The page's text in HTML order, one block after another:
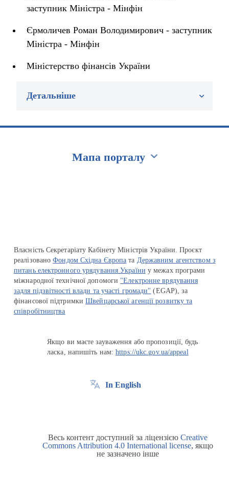
заступник Міністра - Мінфін
Єрмоличев Роман Володимирович - заступник
Міністра - Мінфін
Міністерство фінансів України
Детальніше
Мапа порталу
Власність Секретаріату Кабінету Міністрів України. Проєкт
реалізованоФондом Східна Європа та Державним агентством з
питань електронного урядування України у межах програми
міжнародної технічної допомоги "Електронне врядування
задля підзвітності влади та участі громади" (EGAP), за
фінансової підтримкиШвейцарської агенції розвитку та
співробітництва
Якщо ви маєте зауваження або пропозиції, будь
ласка, напишіть нам:https://ukc.gov.ua/appeal
In English
Весь контент доступний за ліцензією Creative
Commons Attribution 4.0 International license, якщо
не зазначено інше